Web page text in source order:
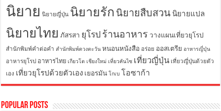
นิยาย นิยายญี่ปุ่น นิยายรัก นิยายสืบสวน นิยายแปล
นิยายไทย ภัสรสา ยุโรป ร้านอาหาร วางแผนเที่ยวยุโรป
สำนักพิมพ์คำต่อคำ สำนักพิมพ์ดวงตะวัน หนอนหนังสือ อร่อย ออสเตรีย อาหารญี่ปุ่น
อาหารยุโรป อาหารไทย เกียวโต เชียงใหม่ เที่ยวคันไซ เที่ยวญี่ปุ่น เที่ยวญี่ปุ่นด้วยตัว
เอง เที่ยวยุโรปด้วยตัวเอง เยอรมัน โกเบ โอซาก้า
Popular Posts